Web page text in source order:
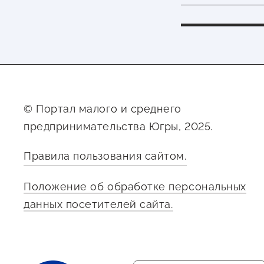
© Портал малого и среднего
предпринимательства Югры, 2025.
Правила пользования сайтом.
Положение об обработке персональных
данных посетителей сайта.